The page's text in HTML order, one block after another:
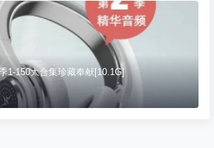
1-150大合集珍藏奉献[10.1G]